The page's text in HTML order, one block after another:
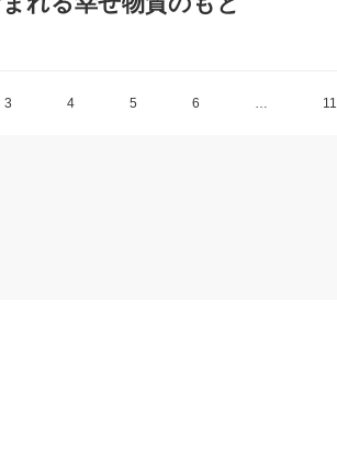
3 4 5 6 … 11